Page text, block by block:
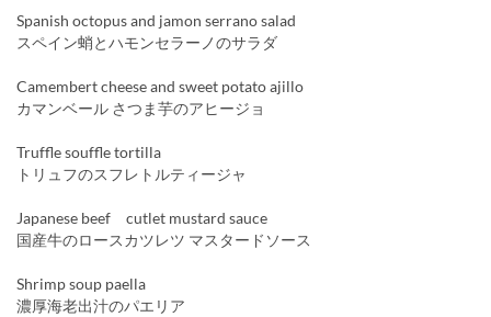
Spanish octopus and jamon serrano salad
スペイン蛸とハモンセラーノのサラダ
Camembert cheese and sweet potato ajillo
カマンベール さつま芋のアヒージョ
Truffle souffle tortilla
トリュフのスフレトルティージャ
Japanese beef cutlet mustard sauce
国産牛のロースカツレツ マスタードソース
Shrimp soup paella
濃厚海老出汁のパエリア